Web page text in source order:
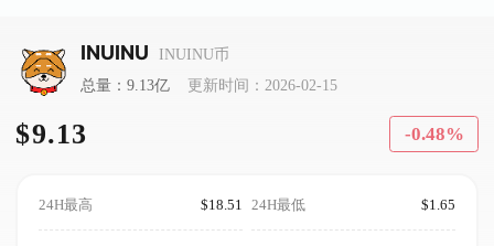
INUINU
INUINU币
总量：9.13亿
更新时间：2026-02-15
$9.13 -0.48%
24H最高 $18.51 24H最低 $1.65